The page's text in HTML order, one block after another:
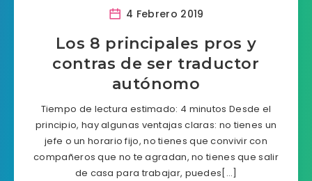
4 Febrero 2019
Los 8 principales pros y
contras de ser traductor
autónomo
Tiempo de lectura estimado: 4 minutos Desde el
principio, hay algunas ventajas claras: no tienes un
jefe o un horario fijo, no tienes que convivir con
compañeros que no te agradan, no tienes que salir
de casa para trabajar, puedes[…]